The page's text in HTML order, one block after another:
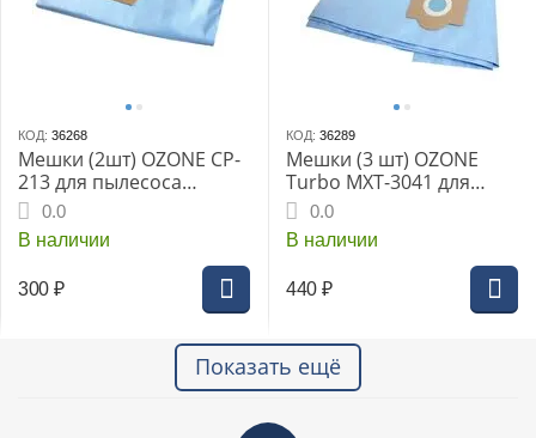
КОД: 36268
Мешки (2шт) OZONE CP-
213 для пылесоса
KARCHER WD 7.700
0.0
В наличии
300 ₽
КОД: 36289
Мешки (3 шт) OZONE
Turbo MXT-3041 для
пылесоса HITACHI RP35
0.0
В наличии
440 ₽
Показать ещё